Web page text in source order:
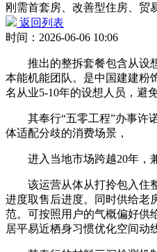
刚需首套房、改善型住房、贸
返回列表
时间：2026-06-06 10:06
推出的整拆套餐包含从设想
本能机能团队。是中国建建粉
名从业5-10年的设想人员，避
其奉行“五零工程”办事许诺
体适配分歧的消费场景，
进入当地市场跨越20年，兼
该运营从体从打拎包入住整
进度取售后进度。同时供给老
范。可按照用户的气概偏好供
居平易近栖身习惯优化空间动